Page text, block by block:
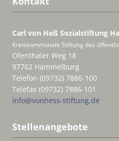
Carl von Heß Sozialstiftung
Kreiskommunale Stiftung des
Ofenthaler Weg 18
97762 Hammelburg
Telefon (09732) 7886-100
Telefax (09732) 7886-101
info@vonhess-stiftung.de
Stellenangebote